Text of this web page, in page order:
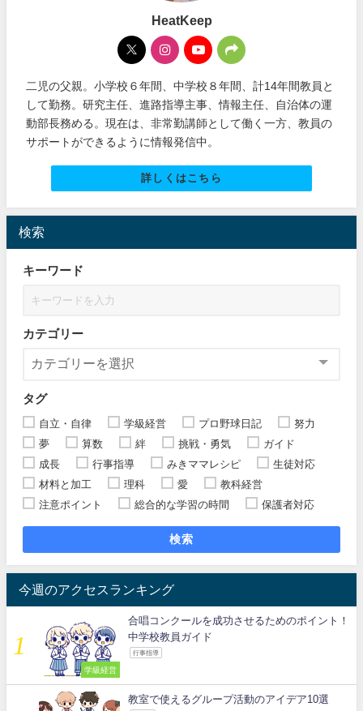
HeatKeep
二児の父親。小学校６年間、中学校８年間、計14年間教員と
して勤務。研究主任、進路指導主事、情報主任、自治体の運
動部長務める。現在は、非常勤講師として働く一方、教員の
サポートができるように情報発信中。
詳しくはこちら
検索
キーワード
カテゴリー
タグ
自立・自律 学級経営 プロ野球日記
努力
夢
算数 絆 挑戦・勇気
ガイド
成長
行事指導 みきママレシピ
生徒対応
材料と加工
理科 愛
教科経営
注意ポイント
総合的な学習の時間 保護者対応
検索
今週のアクセスランキング
学級経営
合唱コンクールを成功させるためのポイント！
中学校教員ガイド
行事指導
教室で使えるグループ活動のアイデア10選